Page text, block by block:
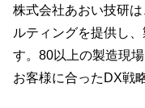
株式会社あおい技研
ルティングを提供し
す。80以上の製造現
お客様に合ったDX戦